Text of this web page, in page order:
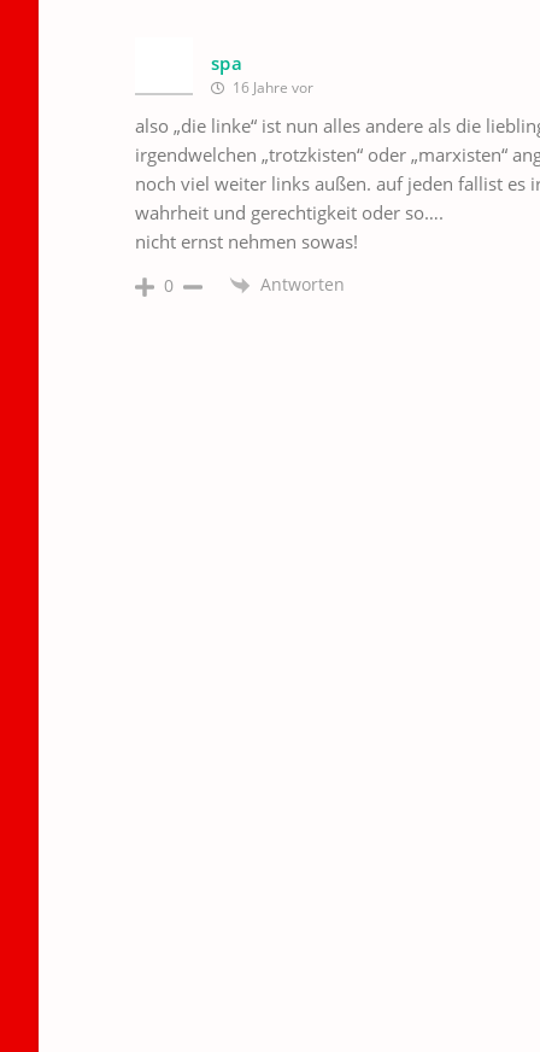
spa
16 Jahre vor
also „die linke“ ist nun alles andere als die
irgendwelchen „trotzkisten“ oder „marxisten“
noch viel weiter links außen. auf jeden fallist es
wahrheit und gerechtigkeit oder so….
nicht ernst nehmen sowas!
0 Antworten